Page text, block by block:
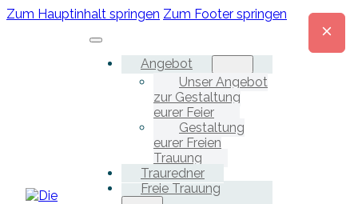
Zum Hauptinhalt springen Zum Footer springen
Angebot
Unser Angebot
zur Gestaltung
eurer Feier
Gestaltung
eurer Freien
Trauung
Trauredner
Freie Trauung